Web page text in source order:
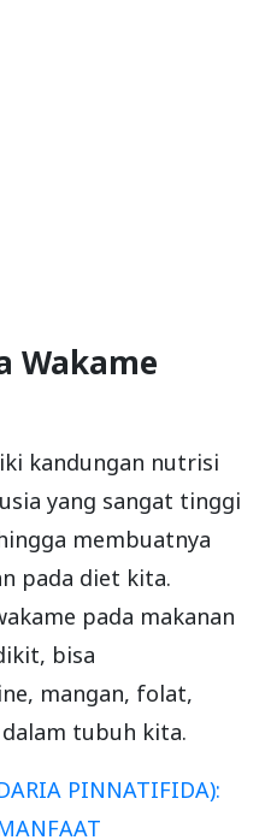
Wakame
kandungan nutrisi
yang sangat tinggi
membuatnya
pada diet kita.
pada makanan
bisa
mangan, folat,
tubuh kita.
PINNATIFIDA):